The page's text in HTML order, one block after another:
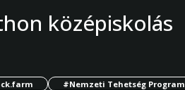
középiskolás
#Nemzeti Tehetség Program